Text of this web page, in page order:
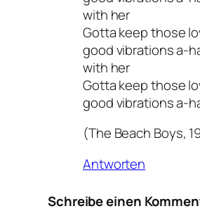
with her
Gotta keep those
good vibrations a-
with her
Gotta keep those
good vibrations a-
(The Beach Boys,
Antworten
Schreibe einen